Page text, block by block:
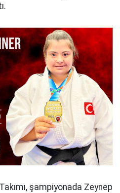
şampiyonada Zeynep